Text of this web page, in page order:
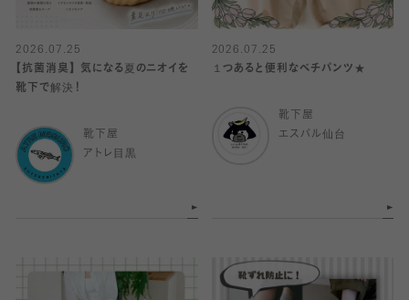
2026.07.25
【抗菌消臭】 気になる夏のニオイを
靴下で解決！
靴下屋
アトレ目黒
2026.07.25
１つあると便利なベチパンツ★
靴下屋
エスパル仙台